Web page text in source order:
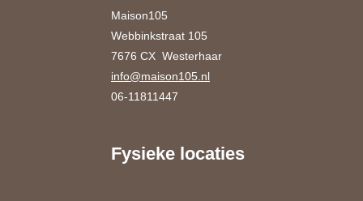
Maison105
Webbinkstraat 105
7676 CX Westerhaar
info@maison105.nl
06-11811447
Fysieke locaties